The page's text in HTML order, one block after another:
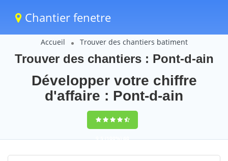
Chantier fenetre
Accueil Trouver des chantiers batiment
Trouver des chantiers : Pont-d-ain
Développer votre chiffre
d'affaire : Pont-d-ain
9,5(100%)60
votes